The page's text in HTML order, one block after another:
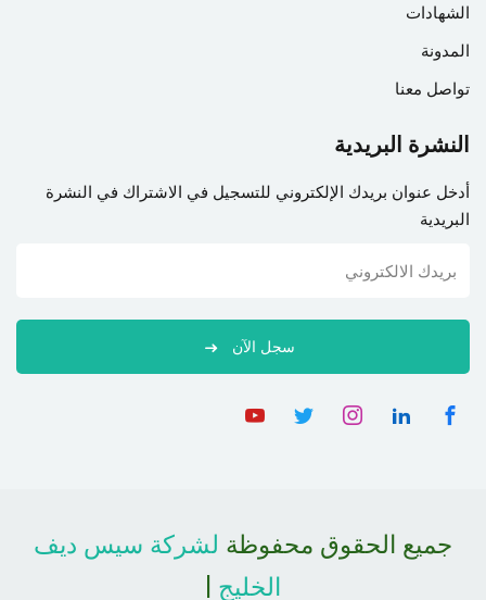
الشهادات
المدونة
تواصل معنا
النشرة البريدية
أدخل عنوان بريدك الإلكتروني للتسجيل في الاشتراك في النشرة
البريدية
سجل الآن
جميع الحقوق محفوظة لشركة سيس ديف
الخليج |